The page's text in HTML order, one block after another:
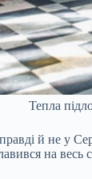
Тепла
й не у
на